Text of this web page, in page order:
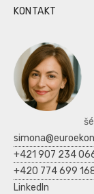
KONTAKT
+421 907 234
+420 774 699
LinkedIn